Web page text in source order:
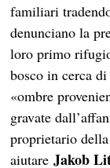
familiari
denunciano la
loro primo
bosco in cerca
«ombre
gravate
proprietario
aiutareJakob